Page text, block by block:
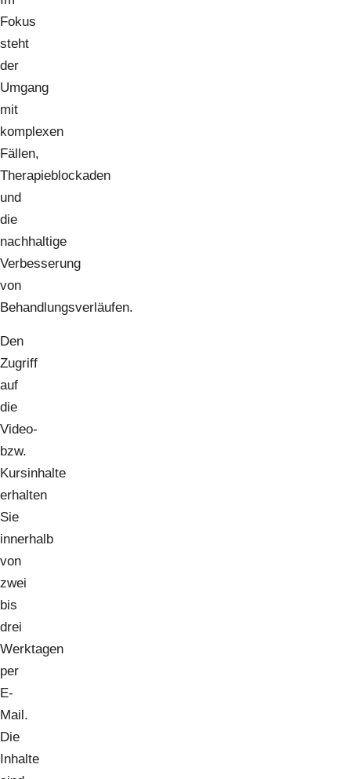
Fokus
steht
der
Umgang
mit
komplexen
Fällen,
Therapieblockaden
und
die
nachhaltige
Verbesserung
von
Behandlungsverläufen.
Den
Zugriff
auf
die
Video-
bzw.
Kursinhalte
erhalten
Sie
innerhalb
von
zwei
bis
drei
Werktagen
per
E-
Mail.
Die
Inhalte